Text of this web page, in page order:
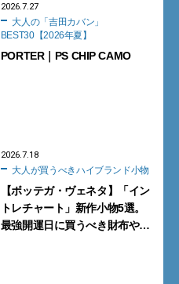
2026.7.27
BEST30【2026年夏】
PORTER｜PS CHIP CAMO
2026.7.18
大人が買うべきハイブランド小物
【ボッテガ・ヴェネタ】「イン
トレチャート」新作小物5選。
最強開運日に買うべき財布や新